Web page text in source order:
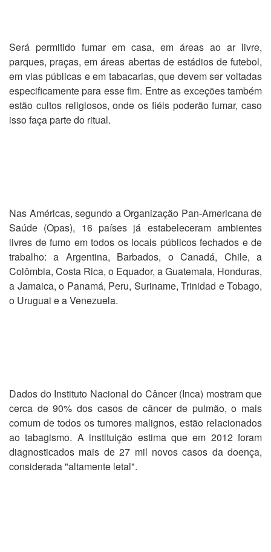
Será permitido fumar em casa, em áreas ao ar livre,
parques, praças, em áreas abertas de estádios de futebol,
em vias públicas e em tabacarias, que devem ser voltadas
especificamente para esse fim. Entre as exceções também
estão cultos religiosos, onde os fiéis poderão fumar, caso
isso faça parte do ritual.
Nas Américas, segundo a Organização Pan-Americana de
Saúde (Opas), 16 países já estabeleceram ambientes
livres de fumo em todos os locais públicos fechados e de
trabalho: a Argentina, Barbados, o Canadá, Chile, a
Colômbia, Costa Rica, o Equador, a Guatemala, Honduras,
a Jamaica, o Panamá, Peru, Suriname, Trinidad e Tobago,
o Uruguai e a Venezuela.
Dados do Instituto Nacional do Câncer (Inca) mostram que
cerca de 90% dos casos de câncer de pulmão, o mais
comum de todos os tumores malignos, estão relacionados
ao tabagismo. A instituição estima que em 2012 foram
diagnosticados mais de 27 mil novos casos da doença,
considerada "altamente letal".